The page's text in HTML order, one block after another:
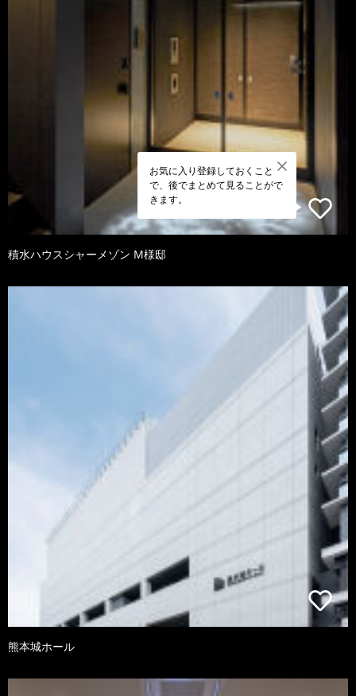
お気に入り登録しておくこと
で、後でまとめて見ることがで
きます。
積水ハウスシャーメゾン M様邸
熊本城ホール